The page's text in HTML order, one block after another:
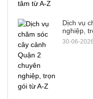
Dịch vụ
nghiệp,
30-06-2026